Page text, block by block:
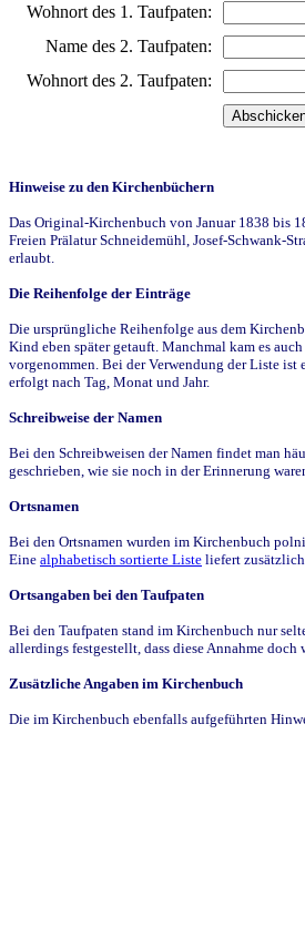
Wohnort des 1. Taufpaten:
Name des 2. Taufpaten:
Wohnort des 2. Taufpaten:
Hinweise zu den Kirchenbüchern
Das Original-Kirchenbuch von Januar 1838 bis
Freien Prälatur Schneidemühl, Josef-Schwank-
erlaubt.
Die Reihenfolge der Einträge
Die ursprüngliche Reihenfolge aus dem
Kind eben später getauft. Manchmal kam es
vorgenommen. Bei der Verwendung der Liste
erfolgt nach Tag, Monat und Jahr.
Schreibweise der Namen
Bei den Schreibweisen der Namen findet man
geschrieben, wie sie noch in der Erinnerung
Ortsnamen
Bei den Ortsnamen wurden im Kirchenbuch
Eine alphabetisch sortierte Liste liefert
Ortsangaben bei den Taufpaten
Bei den Taufpaten stand im Kirchenbuch nur
allerdings festgestellt, dass diese Annahme
Zusätzliche Angaben im Kirchenbuch
Die im Kirchenbuch ebenfalls aufgeführten